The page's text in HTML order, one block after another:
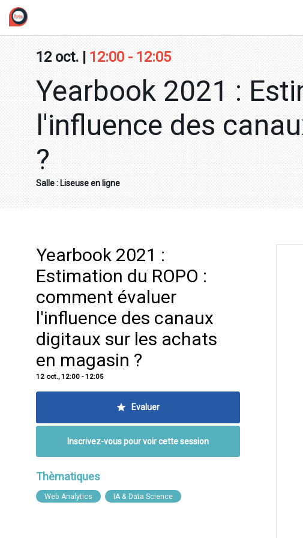
12 oct. |12:00 - 12:05
Yearbook 2021 :
l'influence des
?
Salle :Liseuse en ligne
Yearbook 2021 :
Estimation du ROPO :
comment évaluer
l'influence des canaux
digitaux sur les achats
en magasin ?
12 oct.,12:00 -12:05
Evaluer
Inscrivez-vous pour voir cette session
Thèmatiques
Web Analytics IA & Data Science